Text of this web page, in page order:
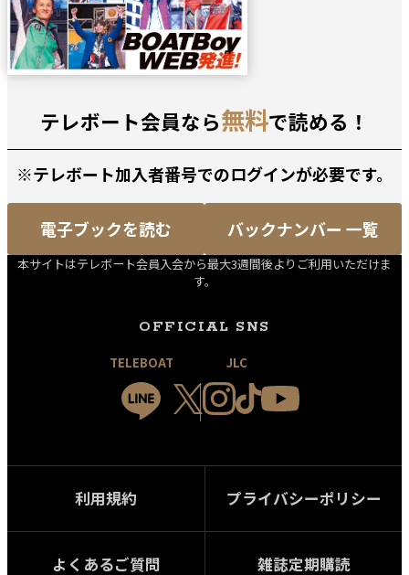
テレボート会員なら無料で読める！
※テレボート加入者番号でのログインが必要です。
電子ブックを読む バックナンバー 一覧
本サイトはテレボート会員入会から最大3週間後よりご利用いただけま
す。
OFFICIAL SNS
TELEBOAT JLC
利用規約 プライバシーポリシー
よくあるご質問 雑誌定期購読